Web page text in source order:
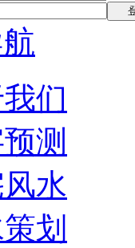
们
测
水
划